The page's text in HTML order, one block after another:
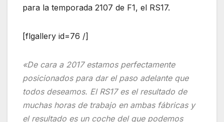
para la temporada 2107 de F1, el RS17.
[flgallery id=76 /]
«De cara a 2017 estamos perfectamente
posicionados para dar el paso adelante que
todos deseamos. El RS17 es el resultado de
muchas horas de trabajo en ambas fábricas y
el resultado es un coche del que podemos